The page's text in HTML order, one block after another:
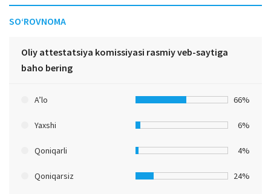
SO‘ROVNOMA
Oliy attestatsiya komissiyasi rasmiy veb-saytiga
baho bering
A’lo 66%
Yaxshi 6%
Qoniqarli 4%
Qoniqarsiz 24%